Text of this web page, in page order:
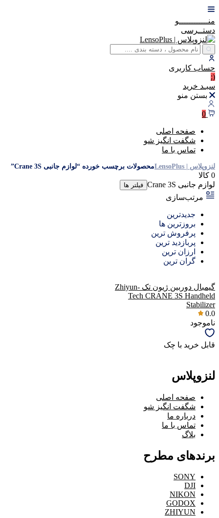
منــــــــــــو
دستــرسی
حساب کاربری
(:
سبـد خرید
بستن منو
0
صفحه اصلی
شگفت انگیز شو
تماس با ما
لنزوپلاس | LensoPlus محصولات برچسب خورده “لوازم جانبی Crane 3S”
0 کالا
لوازم جانبی Crane 3S
فیلتر ها
مرتب‌سازی
جدیدترین
بروزترین ها
پرفروش ترین
پربازدید ترین
ارزان ترین
گران ترین
گیمبال دوربین ژیون تک Zhiyun-
Tech CRANE 3S Handheld
Stabilizer
0.0
ناموجود
قابل خرید با چک
لنزوپلاس
صفحه اصلی
شگفت انگیز شو
درباره ما
تماس با ما
بلاگ
برندهای مطرح
SONY
DJI
NIKON
GODOX
ZHIYUN